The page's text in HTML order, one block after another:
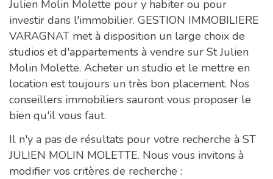
Julien Molin Molette pour y habiter ou pour
investir dans l'immobilier. GESTION IMMOBILIERE
VARAGNAT met à disposition un large choix de
studios et d'appartements à vendre sur St Julien
Molin Molette. Acheter un studio et le mettre en
location est toujours un très bon placement. Nos
conseillers immobiliers sauront vous proposer le
bien qu'il vous faut.
Il n'y a pas de résultats pour votre recherche à ST
JULIEN MOLIN MOLETTE. Nous vous invitons à
modifier vos critères de recherche :